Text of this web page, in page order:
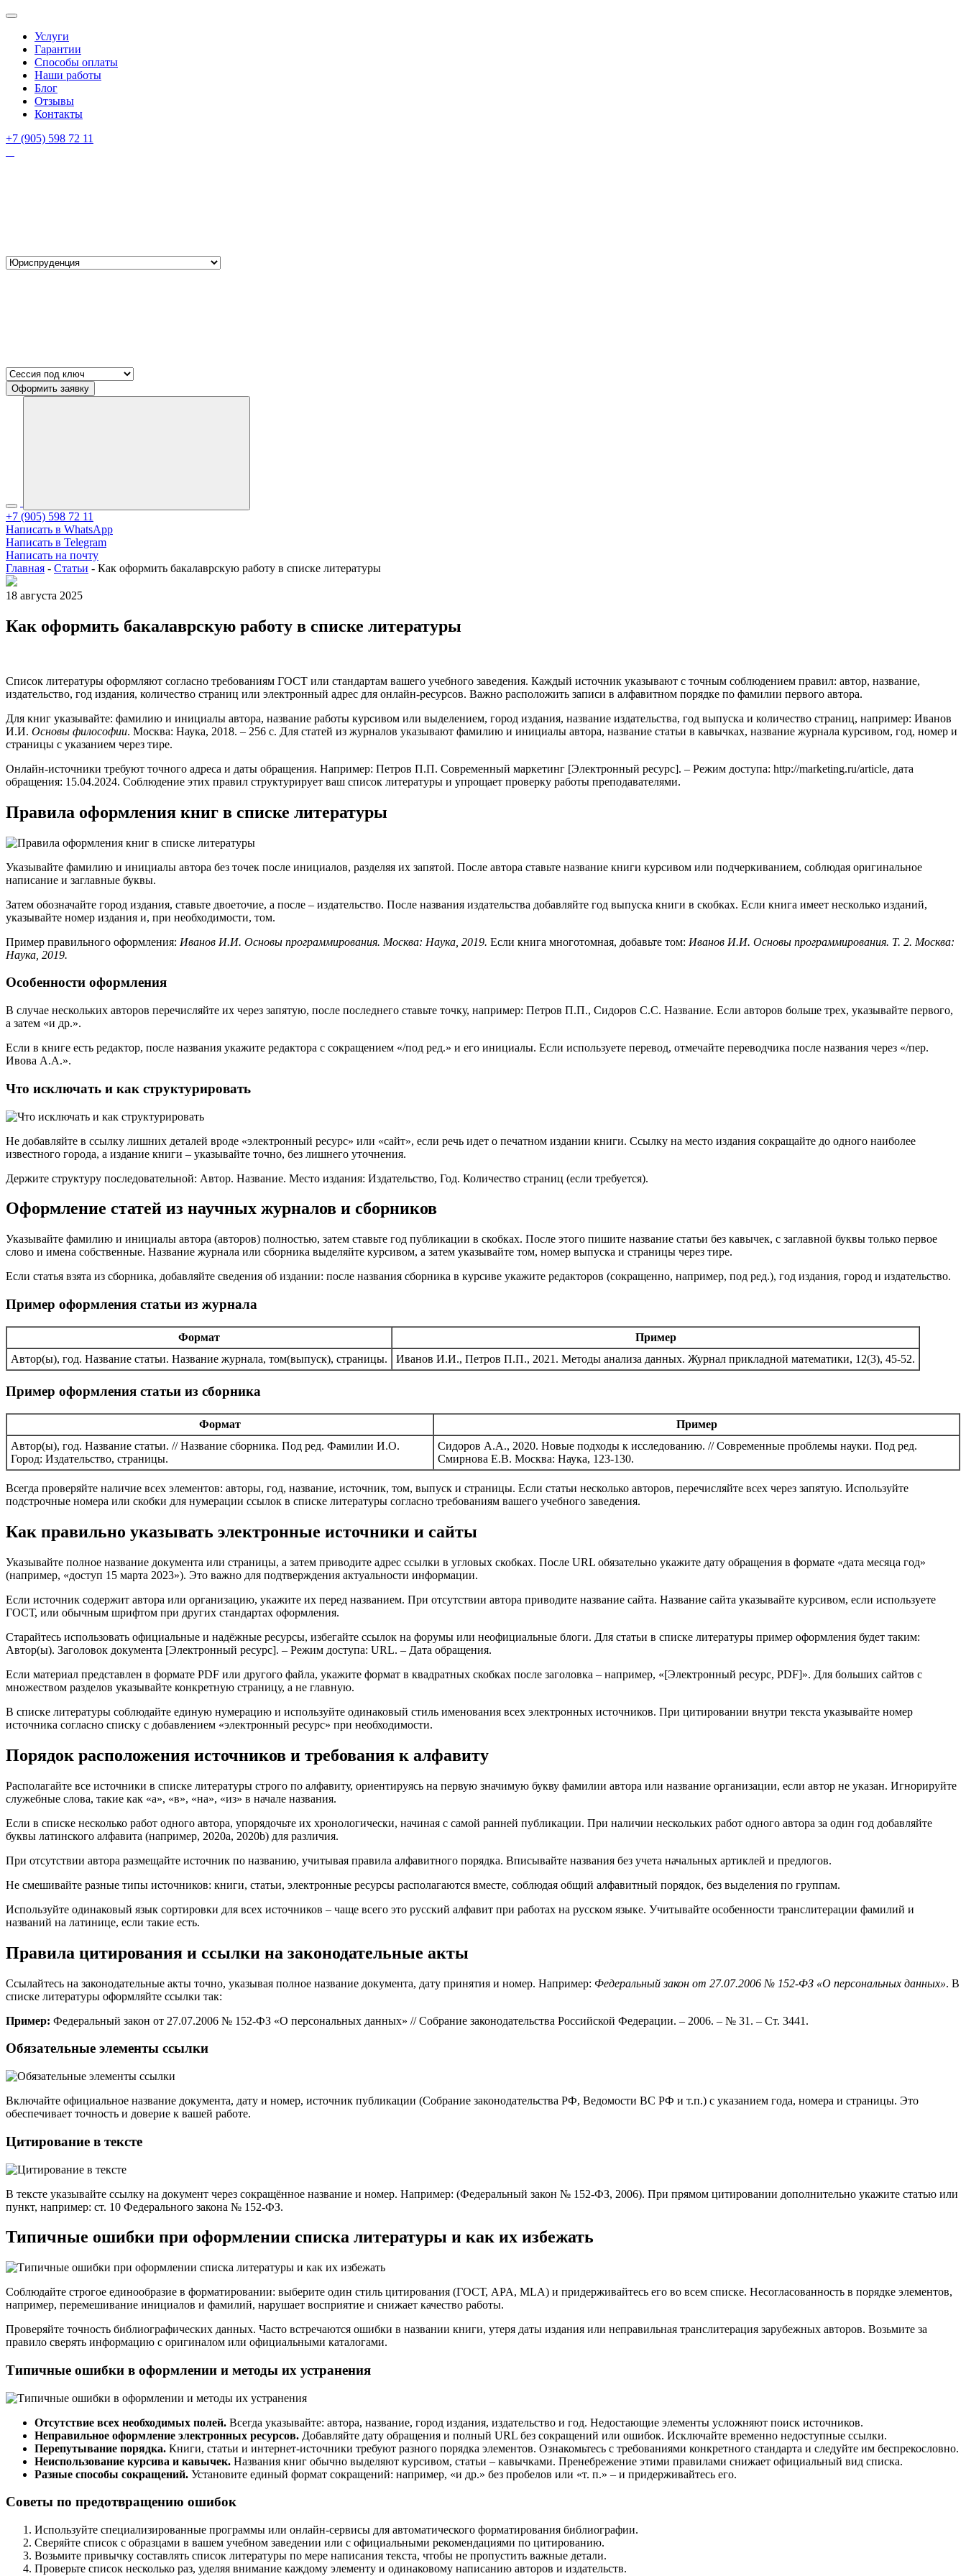
Услуги
Гарантии
Способы оплаты
Наши работы
Блог
Отзывы
Контакты
+7 (905) 598 72 11
Оформить заявку
+7 (905) 598 72 11
Написать в WhatsApp
Написать в Telegram
Написать на почту
Главная - Статьи - Как оформить бакалаврскую работу в списке литературы
18 августа 2025
Как оформить бакалаврскую работу в списке литературы
Список литературы оформляют согласно требованиям ГОСТ или стандартам вашего учебного заведения. Каждый источник указывают с точным соблюдением правил: автор, название,
издательство, год издания, количество страниц или электронный адрес для онлайн-ресурсов. Важно расположить записи в алфавитном порядке по фамилии первого автора.
Для книг указывайте: фамилию и инициалы автора, название работы курсивом или выделением, город издания, название издательства, год выпуска и количество страниц, например: Иванов
И.И. Основы философии. Москва: Наука, 2018. – 256 с. Для статей из журналов указывают фамилию и инициалы автора, название статьи в кавычках, название журнала курсивом, год, номер и
страницы с указанием через тире.
Онлайн-источники требуют точного адреса и даты обращения. Например: Петров П.П. Современный маркетинг [Электронный ресурс]. – Режим доступа: http://marketing.ru/article, дата
обращения: 15.04.2024. Соблюдение этих правил структурирует ваш список литературы и упрощает проверку работы преподавателями.
Правила оформления книг в списке литературы
Указывайте фамилию и инициалы автора без точек после инициалов, разделяя их запятой. После автора ставьте название книги курсивом или подчеркиванием, соблюдая оригинальное
написание и заглавные буквы.
Затем обозначайте город издания, ставьте двоеточие, а после – издательство. После названия издательства добавляйте год выпуска книги в скобках. Если книга имеет несколько изданий,
указывайте номер издания и, при необходимости, том.
Пример правильного оформления: Иванов И.И. Основы программирования. Москва: Наука, 2019. Если книга многотомная, добавьте том: Иванов И.И. Основы программирования. Т. 2. Москва:
Наука, 2019.
Особенности оформления
В случае нескольких авторов перечисляйте их через запятую, после последнего ставьте точку, например: Петров П.П., Сидоров С.С. Название. Если авторов больше трех, указывайте первого,
а затем «и др.».
Если в книге есть редактор, после названия укажите редактора с сокращением «/под ред.» и его инициалы. Если используете перевод, отмечайте переводчика после названия через «/пер.
Ивова А.А.».
Что исключать и как структурировать
Не добавляйте в ссылку лишних деталей вроде «электронный ресурс» или «сайт», если речь идет о печатном издании книги. Ссылку на место издания сокращайте до одного наиболее
известного города, а издание книги – указывайте точно, без лишнего уточнения.
Держите структуру последовательной: Автор. Название. Место издания: Издательство, Год. Количество страниц (если требуется).
Оформление статей из научных журналов и сборников
Указывайте фамилию и инициалы автора (авторов) полностью, затем ставьте год публикации в скобках. После этого пишите название статьи без кавычек, с заглавной буквы только первое
слово и имена собственные. Название журнала или сборника выделяйте курсивом, а затем указывайте том, номер выпуска и страницы через тире.
Если статья взята из сборника, добавляйте сведения об издании: после названия сборника в курсиве укажите редакторов (сокращенно, например, под ред.), год издания, город и издательство.
Пример оформления статьи из журнала
Формат
Пример
Автор(ы), год. Название статьи. Название журнала, том(выпуск), страницы.
Иванов И.И., Петров П.П., 2021. Методы анализа данных. Журнал прикладной математики, 12(3), 45-52.
Пример оформления статьи из сборника
Формат
Пример
Автор(ы), год. Название статьи. // Название сборника. Под ред. Фамилии И.О.
Город: Издательство, страницы.
Сидоров А.А., 2020. Новые подходы к исследованию. // Современные проблемы науки. Под ред.
Смирнова Е.В. Москва: Наука, 123-130.
Всегда проверяйте наличие всех элементов: авторы, год, название, источник, том, выпуск и страницы. Если статьи несколько авторов, перечисляйте всех через запятую. Используйте
подстрочные номера или скобки для нумерации ссылок в списке литературы согласно требованиям вашего учебного заведения.
Как правильно указывать электронные источники и сайты
Указывайте полное название документа или страницы, а затем приводите адрес ссылки в угловых скобках. После URL обязательно укажите дату обращения в формате «дата месяца год»
(например, «доступ 15 марта 2023»). Это важно для подтверждения актуальности информации.
Если источник содержит автора или организацию, укажите их перед названием. При отсутствии автора приводите название сайта. Название сайта указывайте курсивом, если используете
ГОСТ, или обычным шрифтом при других стандартах оформления.
Старайтесь использовать официальные и надёжные ресурсы, избегайте ссылок на форумы или неофициальные блоги. Для статьи в списке литературы пример оформления будет таким:
Автор(ы). Заголовок документа [Электронный ресурс]. – Режим доступа: URL. – Дата обращения.
Если материал представлен в формате PDF или другого файла, укажите формат в квадратных скобках после заголовка – например, «[Электронный ресурс, PDF]». Для больших сайтов с
множеством разделов указывайте конкретную страницу, а не главную.
В списке литературы соблюдайте единую нумерацию и используйте одинаковый стиль именования всех электронных источников. При цитировании внутри текста указывайте номер
источника согласно списку с добавлением «электронный ресурс» при необходимости.
Порядок расположения источников и требования к алфавиту
Располагайте все источники в списке литературы строго по алфавиту, ориентируясь на первую значимую букву фамилии автора или название организации, если автор не указан. Игнорируйте
служебные слова, такие как «а», «в», «на», «из» в начале названия.
Если в списке несколько работ одного автора, упорядочьте их хронологически, начиная с самой ранней публикации. При наличии нескольких работ одного автора за один год добавляйте
буквы латинского алфавита (например, 2020a, 2020b) для различия.
При отсутствии автора размещайте источник по названию, учитывая правила алфавитного порядка. Вписывайте названия без учета начальных артиклей и предлогов.
Не смешивайте разные типы источников: книги, статьи, электронные ресурсы располагаются вместе, соблюдая общий алфавитный порядок, без выделения по группам.
Используйте одинаковый язык сортировки для всех источников – чаще всего это русский алфавит при работах на русском языке. Учитывайте особенности транслитерации фамилий и
названий на латинице, если такие есть.
Правила цитирования и ссылки на законодательные акты
Ссылайтесь на законодательные акты точно, указывая полное название документа, дату принятия и номер. Например: Федеральный закон от 27.07.2006 № 152-ФЗ «О персональных данных». В
списке литературы оформляйте ссылки так:
Пример: Федеральный закон от 27.07.2006 № 152-ФЗ «О персональных данных» // Собрание законодательства Российской Федерации. – 2006. – № 31. – Ст. 3441.
Обязательные элементы ссылки
Включайте официальное название документа, дату и номер, источник публикации (Собрание законодательства РФ, Ведомости ВС РФ и т.п.) с указанием года, номера и страницы. Это
обеспечивает точность и доверие к вашей работе.
Цитирование в тексте
В тексте указывайте ссылку на документ через сокращённое название и номер. Например: (Федеральный закон № 152-ФЗ, 2006). При прямом цитировании дополнительно укажите статью или
пункт, например: ст. 10 Федерального закона № 152-ФЗ.
Типичные ошибки при оформлении списка литературы и как их избежать
Соблюдайте строгое единообразие в форматировании: выберите один стиль цитирования (ГОСТ, APA, MLA) и придерживайтесь его во всем списке. Несогласованность в порядке элементов,
например, перемешивание инициалов и фамилий, нарушает восприятие и снижает качество работы.
Проверяйте точность библиографических данных. Часто встречаются ошибки в названии книги, утеря даты издания или неправильная транслитерация зарубежных авторов. Возьмите за
правило сверять информацию с оригиналом или официальными каталогами.
Типичные ошибки в оформлении и методы их устранения
Отсутствие всех необходимых полей. Всегда указывайте: автора, название, город издания, издательство и год. Недостающие элементы усложняют поиск источников.
Неправильное оформление электронных ресурсов. Добавляйте дату обращения и полный URL без сокращений или ошибок. Исключайте временно недоступные ссылки.
Перепутывание порядка. Книги, статьи и интернет-источники требуют разного порядка элементов. Ознакомьтесь с требованиями конкретного стандарта и следуйте им беспрекословно.
Неиспользование курсива и кавычек. Названия книг обычно выделяют курсивом, статьи – кавычками. Пренебрежение этими правилами снижает официальный вид списка.
Разные способы сокращений. Установите единый формат сокращений: например, «и др.» без пробелов или «т. п.» – и придерживайтесь его.
Советы по предотвращению ошибок
Используйте специализированные программы или онлайн-сервисы для автоматического форматирования библиографии.
Сверяйте список с образцами в вашем учебном заведении или с официальными рекомендациями по цитированию.
Возьмите привычку составлять список литературы по мере написания текста, чтобы не пропустить важные детали.
Проверьте список несколько раз, уделяя внимание каждому элементу и одинаковому написанию авторов и издательств.